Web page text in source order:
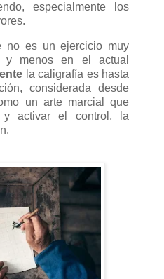
especialmente los
no es un ejercicio muy
y menos en el actual
la caligrafía es hasta
considerada desde
un arte marcial que
y activar el control, la